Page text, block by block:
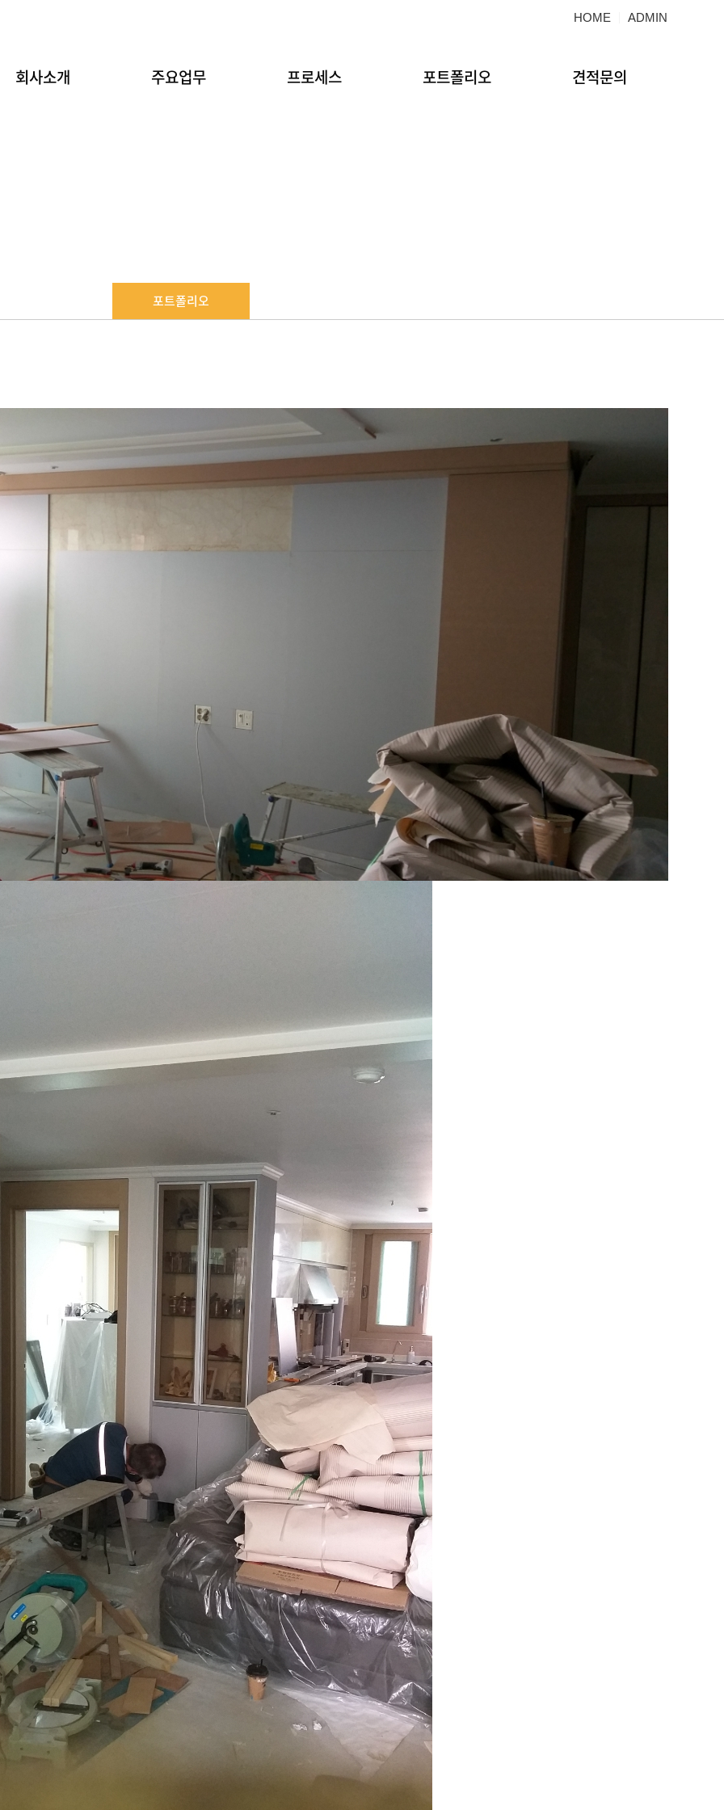
HOME ADMIN
회사소개 주요업무 프로세스 포트폴리오 견적문의
포트폴리오